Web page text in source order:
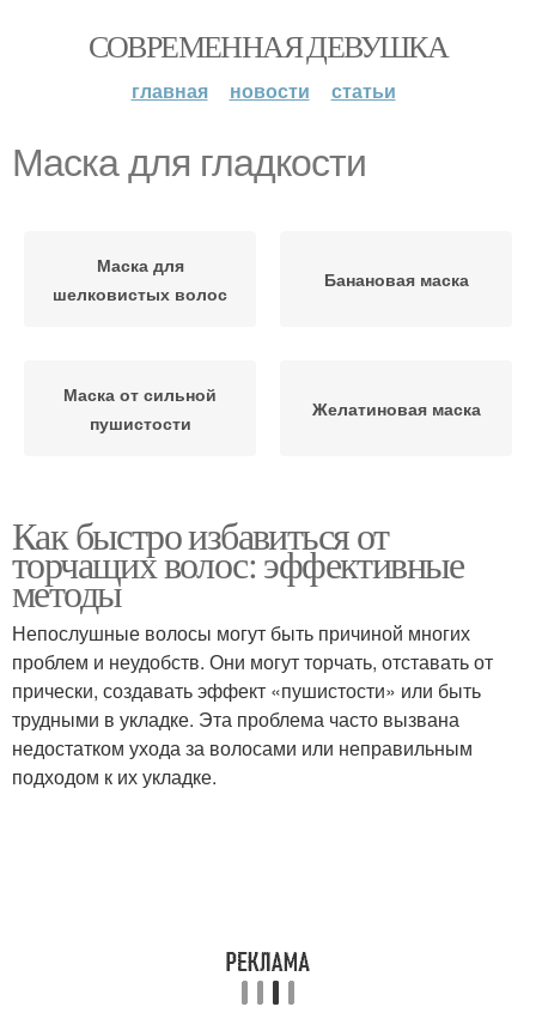
СОВРЕМЕННАЯ ДЕВУШКА
главная новости статьи
Маска для гладкости
Маска для
шелковистых волос
Банановая маска
Маска от сильной
пушистости
Желатиновая маска
Как быстро избавиться от
торчащих волос: эффективные
методы
Непослушные волосы могут быть причиной многих
проблем и неудобств. Они могут торчать, отставать от
прически, создавать эффект «пушистости» или быть
трудными в укладке. Эта проблема часто вызвана
недостатком ухода за волосами или неправильным
подходом к их укладке.